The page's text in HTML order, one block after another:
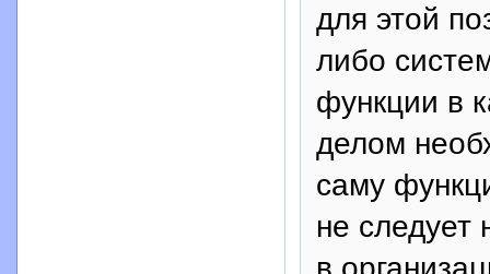
для этой
либо
функции в
делом
саму
не следует